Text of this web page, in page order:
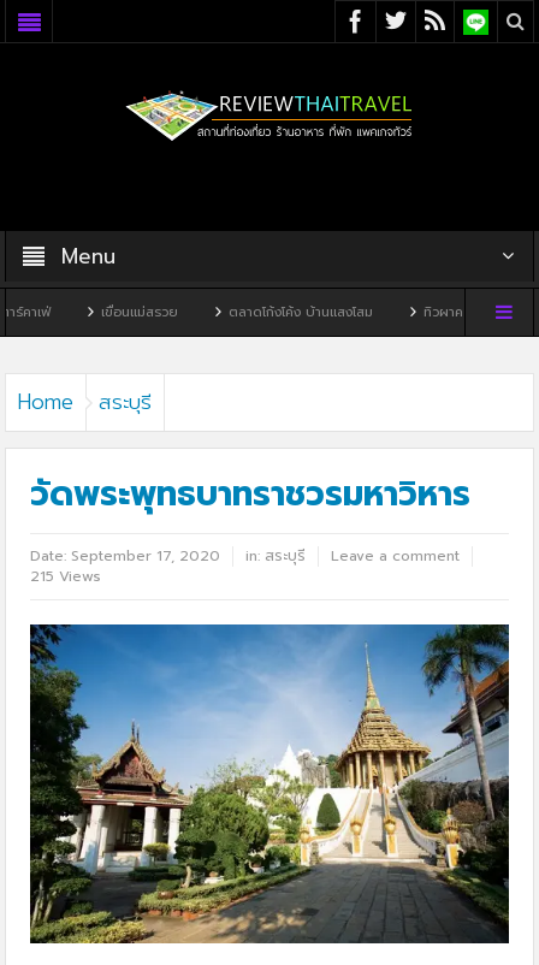
Menu
เขื่อนแม่สรวย ตลาดโก้งโค้ง บ้านแสงโสม ทิวผาคาเฟ่ บ้านพิพิธภัณฑ์ไ
Home สระบุรี
วัดพระพุทธบาทราชวรมหาวิหาร
Date: September 17, 2020 in: สระบุรี
Leave a comment
215 Views